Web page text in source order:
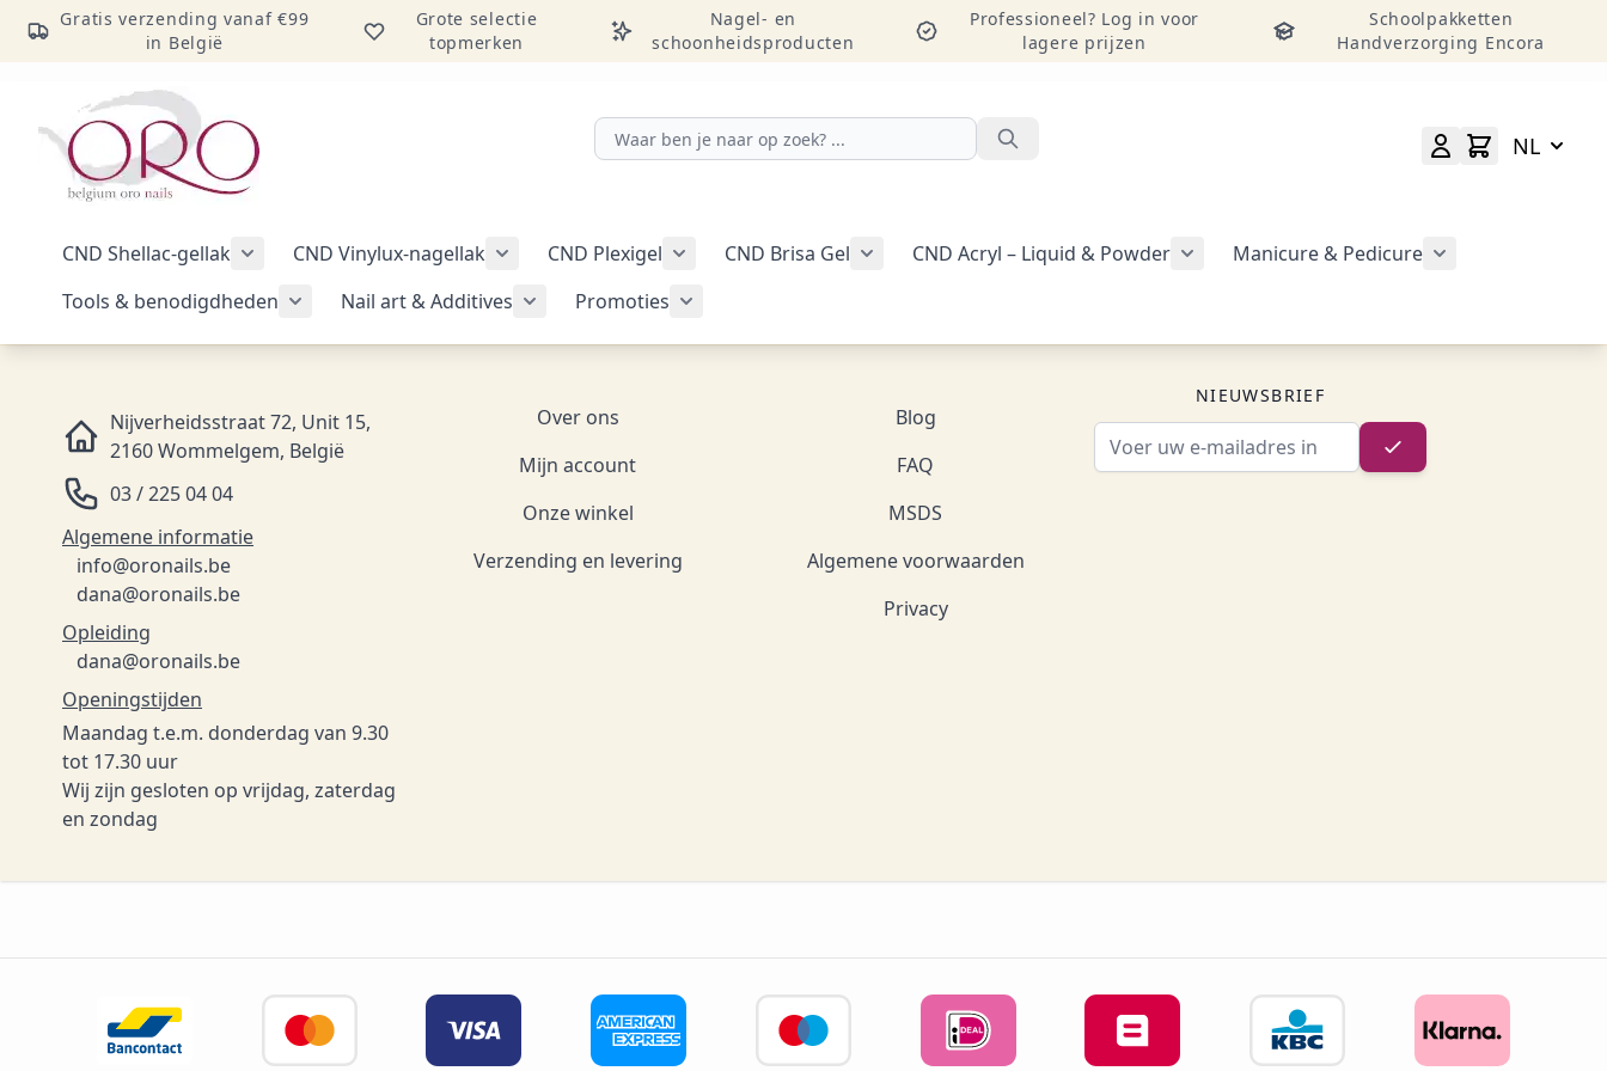
Gratis verzending vanaf €99
in België
Grote selectie
topmerken
Nagel- en
schoonheidsproducten
Professioneel? Log in voor
lagere prijzen
Schoolpakketten
Handverzorging Encora
Ga naar inhoud
Zoeken
NL
CND Shellac-gellak
CND Vinylux-nagellak
CND Plexigel
CND Brisa Gel
CND Acryl – Liquid & Powder
Manicure & Pedicure
Tools & benodigdheden
Nail art & Additives
Promoties
Nijverheidsstraat 72, Unit 15,
2160 Wommelgem, België
03 / 225 04 04
Algemene informatie
info@oronails.be
dana@oronails.be
Opleiding
dana@oronails.be
Openingstijden
Maandag t.e.m. donderdag van 9.30
tot 17.30 uur
Wij zijn gesloten op vrijdag, zaterdag
en zondag
Over ons
Mijn account
Onze winkel
Verzending en levering
Blog
FAQ
MSDS
Algemene voorwaarden
Privacy
NIEUWSBRIEF
E-mailadres